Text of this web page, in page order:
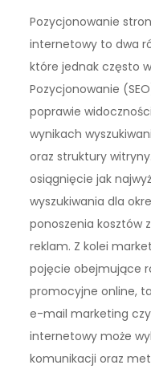
Pozycjonowanie
internetowy to dwa
które jednak często
Pozycjonowanie
poprawie
wynikach
oraz struktury
osiągnięcie jak
wyszukiwania dla
ponoszenia kosztów
reklam. Z kolei
pojęcie obejmujące
promocyjne online,
e-mail marketing
internetowy może
komunikacji oraz